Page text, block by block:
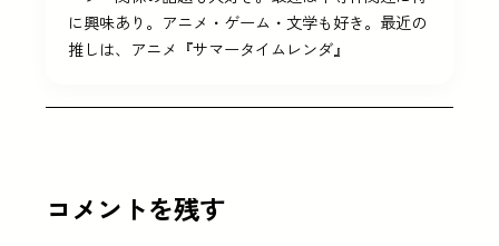
に興味あり。アニメ・ゲーム・文学も好き。最近の
推しは、アニメ『サマータイムレンダ』
コメントを残す